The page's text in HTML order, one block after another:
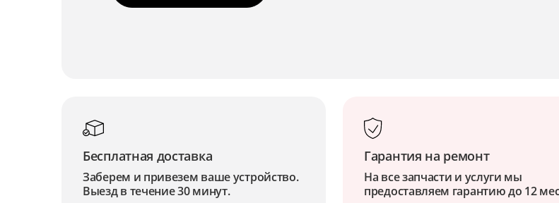
Бесплатная доставка
Заберем и привезем ваше устройство.
Выезд в течение 30 минут.
Гарантия на ремонт
На все запчасти и услуги мы
предоставляем гарантию до 12